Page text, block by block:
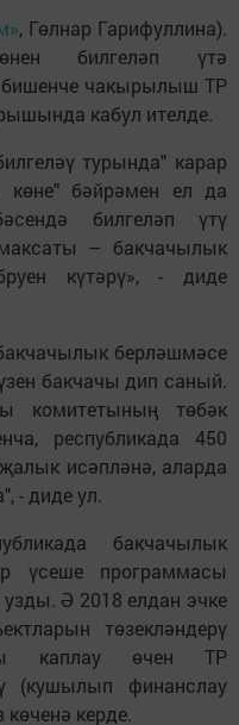
, Гөлнар Гарифуллина).
билгеләп үтә
бишенче чакырылыш ТР
кабул ителде.
турында" карар
көне" бәйрәмен ел да
билгеләп үтү
– бакчачылык
күтәрү», - диде
берләшмәсе
бакчачы дип саный.
комитетының төбәк
республикада 450
исәпләнә, аларда
- диде ул.
бакчачылык
үсеше программасы
Ә 2018 елдан эчке
төзекләндерү
каплау өчен ТР
(кушылып финанслау
керде.